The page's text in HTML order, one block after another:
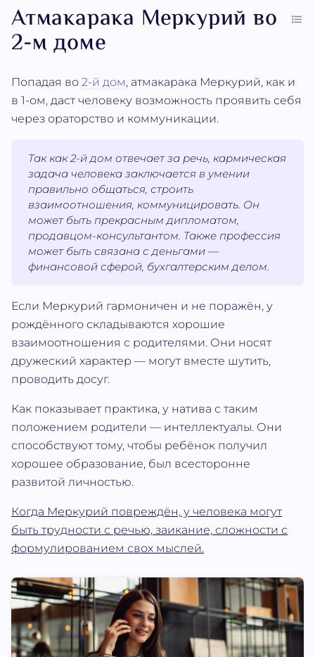
Атмакарака Меркурий во
2-м доме
Попадая во 2-й дом, атмакарака Меркурий, как и
в 1-ом, даст человеку возможность проявить себя
через ораторство и коммуникации.
Так как 2-й дом отвечает за речь, кармическая
задача человека заключается в умении
правильно общаться, строить
взаимоотношения, коммуницировать. Он
может быть прекрасным дипломатом,
продавцом-консультантом. Также профессия
может быть связана с деньгами —
финансовой сферой, бухгалтерским делом.
Если Меркурий гармоничен и не поражён, у
рождённого складываются хорошие
взаимоотношения с родителями. Они носят
дружеский характер — могут вместе шутить,
проводить досуг.
Как показывает практика, у натива с таким
положением родители — интеллектуалы. Они
способствуют тому, чтобы ребёнок получил
хорошее образование, был всесторонне
развитой личностью.
Когда Меркурий повреждён, у человека могут
быть трудности с речью, заикание, сложности с
формулированием свох мыслей.